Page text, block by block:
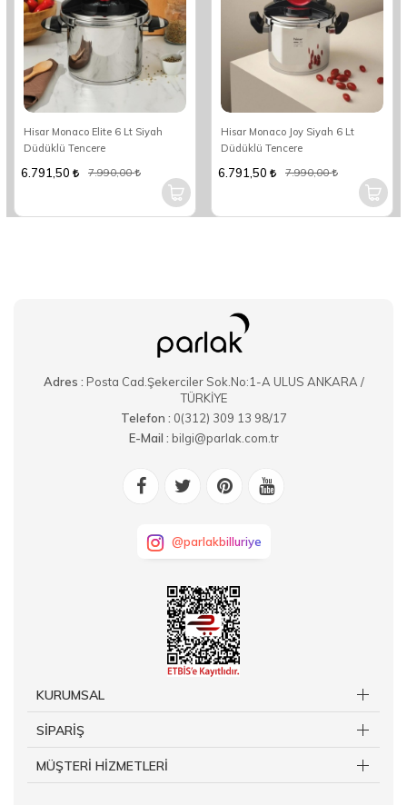
Hisar Monaco Elite 6 Lt Siyah
Düdüklü Tencere
6.791,50 7.990,00
Hisar Monaco Joy Siyah 6 Lt
Düdüklü Tencere
6.791,50 7.990,00
Adres : Posta Cad.Şekerciler Sok.No:1-A ULUS ANKARA /
TÜRKİYE
Telefon : 0(312) 309 13 98/17
E-Mail : bilgi@parlak.com.tr
@parlakbilluriye
KURUMSAL
SİPARİŞ
MÜŞTERİ HİZMETLERİ